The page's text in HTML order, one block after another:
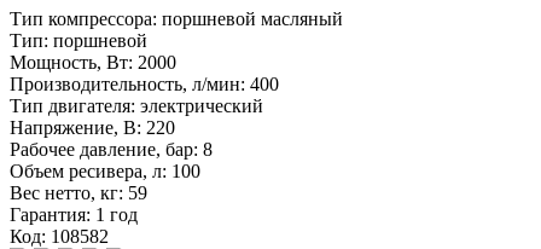
Тип компрессора: поршневой масляный
Тип: поршневой
Мощность, Вт: 2000
Производительность, л/мин: 400
Тип двигателя: электрический
Напряжение, В: 220
Рабочее давление, бар: 8
Объем ресивера, л: 100
Вес нетто, кг: 59
Гарантия: 1 год
Код: 108582